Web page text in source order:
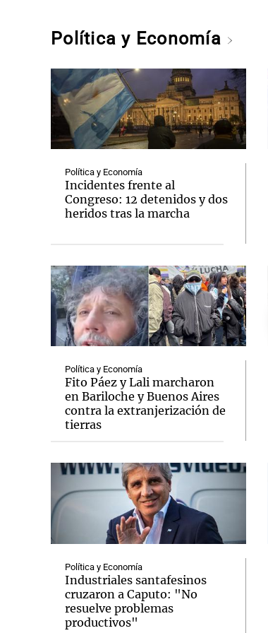
Política y Economía
Política y Economía
Incidentes frente al
Congreso: 12 detenidos y dos
heridos tras la marcha
Política y Economía
Fito Páez y Lali marcharon
en Bariloche y Buenos Aires
contra la extranjerización de
tierras
Política y Economía
Industriales santafesinos
cruzaron a Caputo: "No
resuelve problemas
productivos"
Notas